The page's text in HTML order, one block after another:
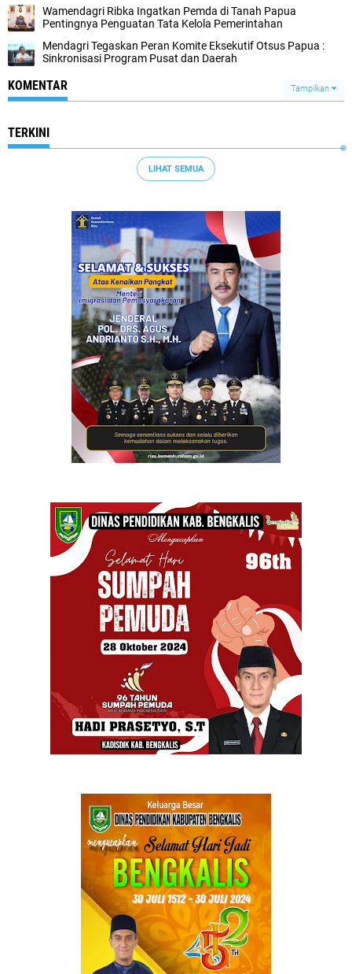
Wamendagri Ribka Ingatkan Pemda di Tanah Papua
Pentingnya Penguatan Tata Kelola Pemerintahan
Mendagri Tegaskan Peran Komite Eksekutif Otsus Papua :
Sinkronisasi Program Pusat dan Daerah
KOMENTAR Tampilkan
TERKINI
LIHAT SEMUA